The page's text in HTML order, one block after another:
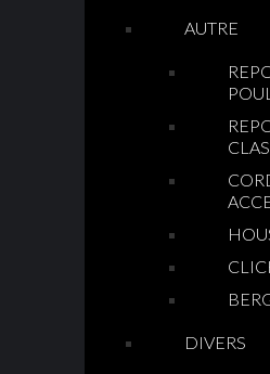
AUTRE
DIVERS